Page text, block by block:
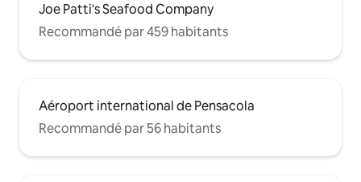
Joe Patti's Seafood Company
Recommandé par 459 habitants
Aéroport international de Pensacola
Recommandé par 56 habitants